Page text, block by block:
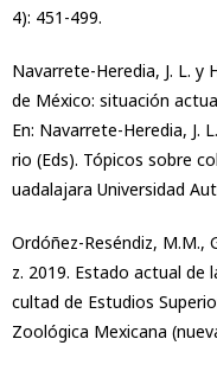
4): 451-499.
Navarrete-Heredia, J. L. y
de México: situación
En: Navarrete-Heredia, J.
rio (Eds). Tópicos sobre
uadalajara Universidad
Ordóñez-Reséndiz, M.M.,
z. 2019. Estado actual de
cultad de Estudios
Zoológica Mexicana